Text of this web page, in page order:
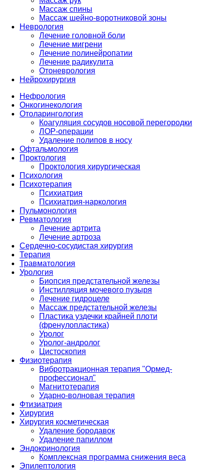
Массаж спины
Массаж шейно-воротниковой зоны
Неврология
Лечение головной боли
Лечение мигрени
Лечение полинейропатии
Лечение радикулита
Отоневрология
Нейрохирургия
Нефрология
Онкогинекология
Отоларингология
Коагуляция сосудов носовой перегородки
ЛОР-операции
Удаление полипов в носу
Офтальмология
Проктология
Проктология хирургическая
Психология
Психотерапия
Психиатрия
Психиатрия-наркология
Пульмонология
Ревматология
Лечение артрита
Лечение артроза
Сердечно-сосудистая хирургия
Терапия
Травматология
Урология
Биопсия предстательной железы
Инстилляция мочевого пузыря
Лечение гидроцеле
Массаж предстательной железы
Пластика уздечки крайней плоти
(френулопластика)
Уролог
Уролог-андролог
Цистоскопия
Физиотерапия
Вибротракционная терапия "Ормед-
профессионал"
Магнитотерапия
Ударно-волновая терапия
Фтизиатрия
Хирургия
Хирургия косметическая
Удаление бородавок
Удаление папиллом
Эндокринология
Комплексная программа снижения веса
Эпилептология